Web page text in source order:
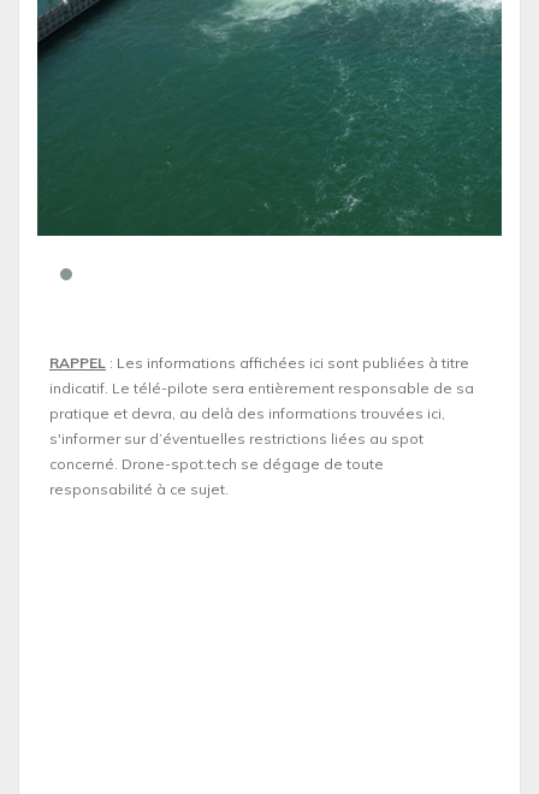
RAPPEL : Les informations affichées ici sont publiées à titre
indicatif. Le télé-pilote sera entièrement responsable de sa
pratique et devra, au delà des informations trouvées ici,
s'informer sur d’éventuelles restrictions liées au spot
concerné. Drone-spot.tech se dégage de toute
responsabilité à ce sujet.